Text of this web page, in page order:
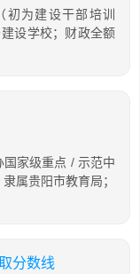
为建设干部培训
设学校；财政全额
家级重点 / 示范中
属贵阳市教育局；
分数线